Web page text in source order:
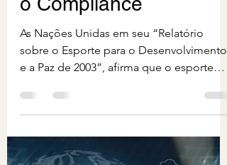
o Compliance
As Nações Unidas em seu “Relatório
sobre o Esporte para o Desenvolvimento
e a Paz de 2003”, afirma que o esporte
por sua própria natureza...